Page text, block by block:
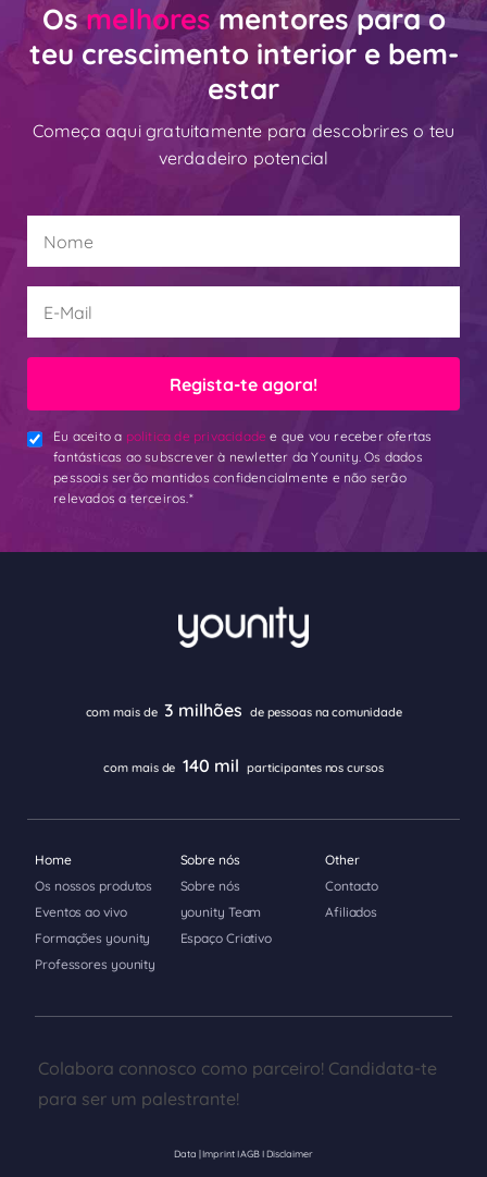
Osmelhoresmentores para o
teu crescimento interior e bem-
estar
Começa aqui gratuitamente para descobrires o teu
verdadeiro potencial
Regista-te agora!
Eu aceito a politica de privacidade e que vou receber ofertas
fantásticas ao subscrever à newletter da Younity. Os dados
pessoais serão mantidos confidencialmente e não serão
relevados a terceiros.*
com mais de 3 milhões de pessoas na comunidade
com mais de 140 mil participantes nos cursos
Home
Os nossos produtos
Eventos ao vivo
Formações younity
Professores younity
Sobre nós
Sobre nós
younity Team
Espaço Criativo
Other
Contacto
Afiliados
Colabora connosco como parceiro! Candidata-te
para ser um palestrante!
Data | ImprintIAGBIDisclaimer